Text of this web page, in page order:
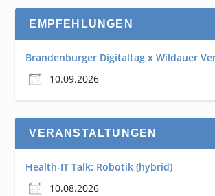
EMPFEHLUNGEN
Brandenburger Digitaltag x Wildauer
10.09.2026
VERANSTALTUNGEN
Health-IT Talk: Robotik (hybrid)
10.08.2026